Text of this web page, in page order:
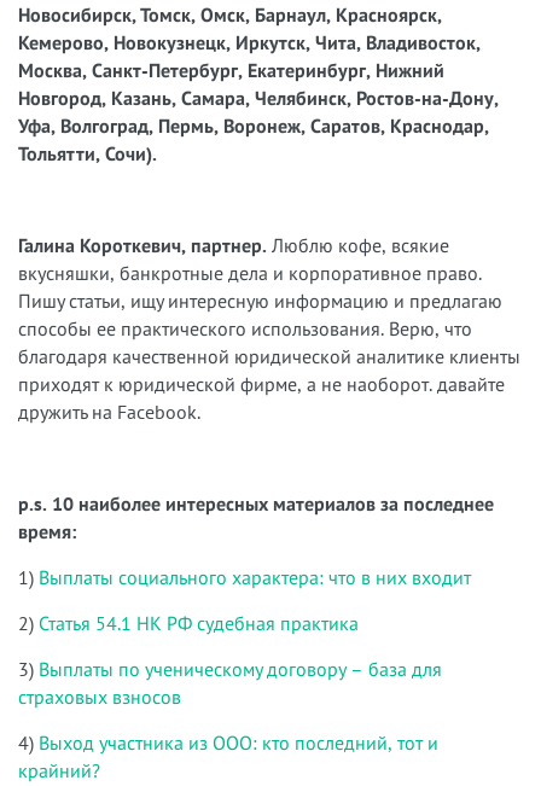
Новосибирск, Томск, Омск, Барнаул, Красноярск,
Кемерово, Новокузнецк, Иркутск, Чита, Владивосток,
Москва, Санкт-Петербург, Екатеринбург, Нижний
Новгород, Казань, Самара, Челябинск, Ростов-на-Дону,
Уфа, Волгоград, Пермь, Воронеж, Саратов, Краснодар,
Тольятти, Сочи).
Галина Короткевич, партнер. Люблю кофе, всякие
вкусняшки, банкротные дела и корпоративное право.
Пишу статьи, ищу интересную информацию и предлагаю
способы ее практического использования. Верю, что
благодаря качественной юридической аналитике клиенты
приходят к юридической фирме, а не наоборот. давайте
дружить на Facebook.
p.s. 10 наиболее интересных материалов за последнее
время:
1) Выплаты социального характера: что в них входит
2) Статья 54.1 НК РФ судебная практика
3) Выплаты по ученическому договору – база для
страховых взносов
4) Выход участника из ООО: кто последний, тот и
крайний?